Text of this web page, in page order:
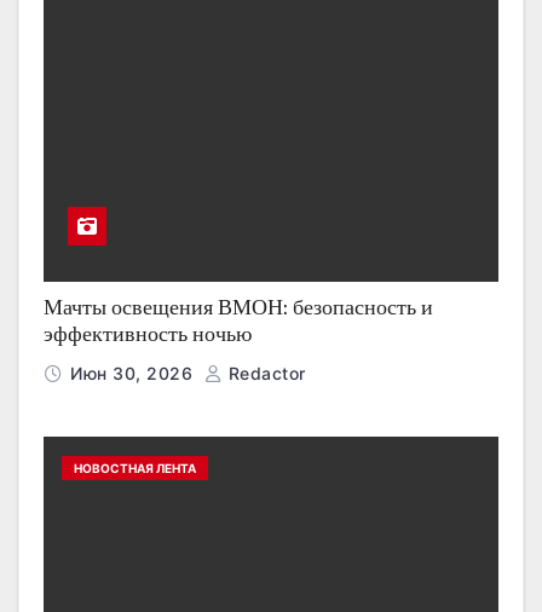
Мачты освещения ВМОН: безопасность и
эффективность ночью
Июн 30, 2026 Redactor
НОВОСТНАЯ ЛЕНТА